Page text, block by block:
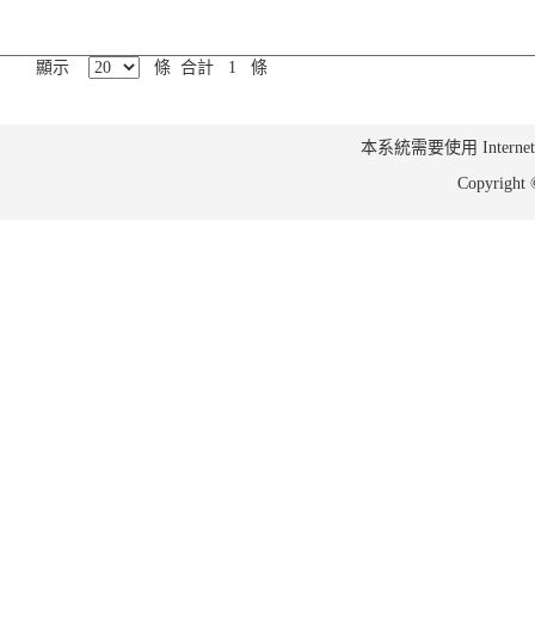
顯示 條 合計 1 條
本系統需要使用
Copyright